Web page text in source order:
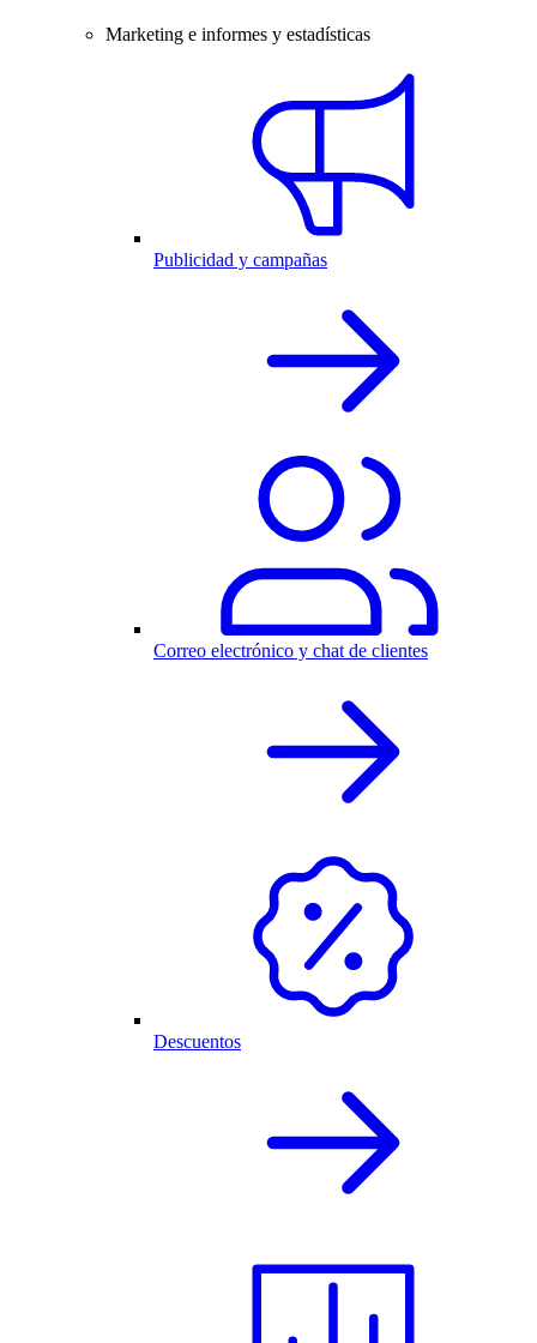
Marketing e informes y estadísticas
Publicidad y campañas
Correo electrónico y chat de clientes
Descuentos